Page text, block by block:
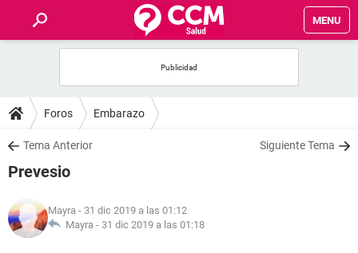
MENU
FOROS
SALUD
NUTRICIÓN
Foros Embarazo
Tema Anterior Siguiente Tema
Prevesio
Mayra - 31 dic 2019 a las 01:12
Mayra - 31 dic 2019 a las 01:18